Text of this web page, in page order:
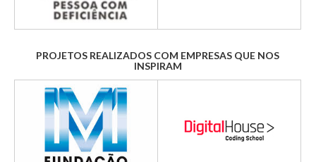
PROJETOS REALIZADOS COM EMPRESAS QUE NOS
INSPIRAM